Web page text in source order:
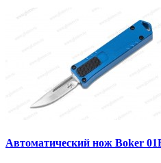
Автоматический нож Boker